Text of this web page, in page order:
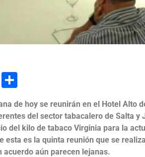
Email
de hoy se reunirán en el Hotel Alto
del sector tabacalero de Salta y
del kilo de tabaco Virginia para la
esta es la quinta reunión que se
acuerdo aún parecen lejanas.